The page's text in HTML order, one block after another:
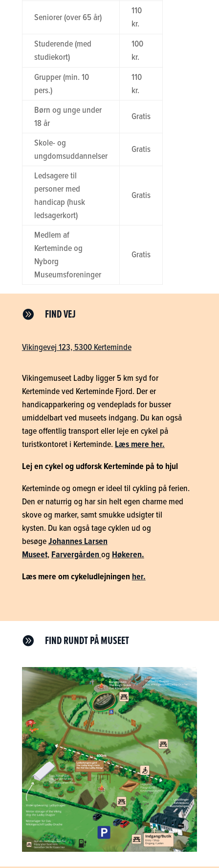
Seniorer (over 65 år)
110
kr.
Studerende (med
studiekort)
100
kr.
Grupper (min. 10
pers.)
110
kr.
Børn og unge under
18 år
Gratis
Skole- og
ungdomsuddannelser
Gratis
Ledsagere til
personer med
handicap (husk
ledsagerkort)
Gratis
Medlem af
Kerteminde og
Nyborg
Museumsforeninger
Gratis
 FIND VEJ
Vikingevej 123, 5300 Kerteminde
Vikingemuseet Ladby ligger 5 km syd for
Kerteminde ved Kerteminde Fjord. Der er
handicapparkering og vendeplads for busser
umiddelbart ved museets indgang. Du kan også
tage offentlig transport eller leje en cykel på
turistkontoret i Kerteminde.Læs mere her.
Lej en cykel og udforsk Kerteminde på to hjul
Kerteminde og omegn er ideel til cykling på ferien.
Den er naturrig og har sin helt egen charme med
skove og marker, samt smukke udsigter til
kysten. Du kan også tage cyklen ud og
besøgeJohannes Larsen
Museet,FarvergårdenogHøkeren.
Læs mere om cykeludlejningenher.
 FIND RUNDT PÅ MUSEET